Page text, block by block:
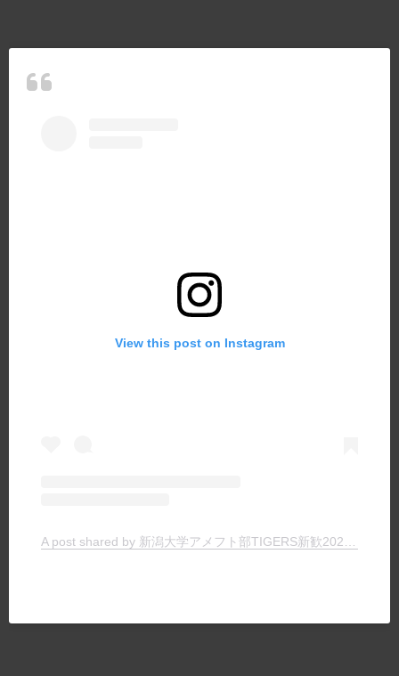
View this post on Instagram
A post shared by 新潟大学アメフト部TIGERS新歓2024 (@tigers_recruit_)